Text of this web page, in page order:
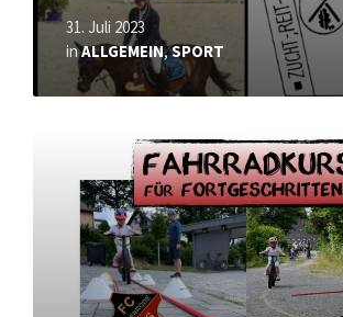
31. Juli 2023
inALLGEMEIN,SPORT